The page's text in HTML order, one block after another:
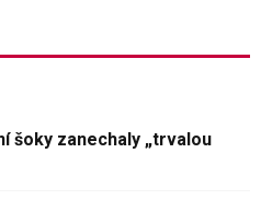
šoky zanechaly „trvalou